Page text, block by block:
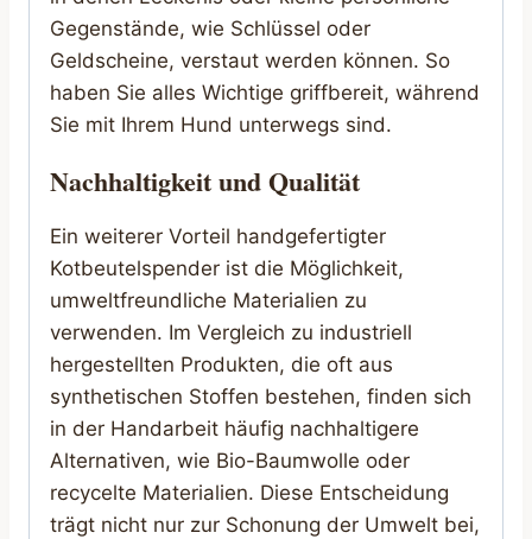
Gegenstände, wie Schlüssel oder
Geldscheine, verstaut werden können. So
haben Sie alles Wichtige griffbereit, während
Sie mit Ihrem Hund unterwegs sind.
Nachhaltigkeit und Qualität
Ein weiterer Vorteil handgefertigter
Kotbeutelspender ist die Möglichkeit,
umweltfreundliche Materialien zu
verwenden. Im Vergleich zu industriell
hergestellten Produkten, die oft aus
synthetischen Stoffen bestehen, finden sich
in der Handarbeit häufig nachhaltigere
Alternativen, wie Bio-Baumwolle oder
recycelte Materialien. Diese Entscheidung
trägt nicht nur zur Schonung der Umwelt bei,